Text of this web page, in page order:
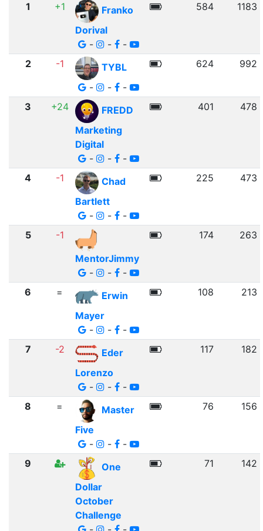
1
+1
Franko
Dorival
-
- -
584 1183
2 -1
TYBL
-
- -
624 992
3 +24
FREDD
Marketing
Digital
-
- -
401 478
4 -1
Chad
Bartlett
-
- -
225 473
5
-1
MentorJimmy
-
- -
174 263
6 =
Erwin
Mayer
-
- -
108 213
7 -2
Eder
Lorenzo
-
- -
117 182
8 =
Master
Five
-
- -
76 156
9
One
Dollar
October
Challenge
71 142